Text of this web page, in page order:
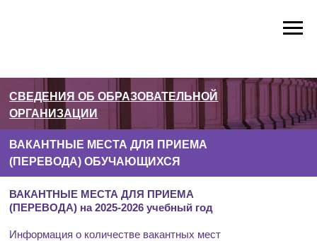
ВОСПИТАТЕЛЬНАЯ РАБОТАМЕТОДИЧЕСКАЯ РАБОТА
СВЕДЕНИЯ ОБ ОБРАЗОВАТЕЛЬНОЙ
ОРГАНИЗАЦИИ
ВАКАНТНЫЕ МЕСТА ДЛЯ ПРИЕМА
(ПЕРЕВОДА) ОБУЧАЮЩИХСЯ
ВАКАНТНЫЕ МЕСТА ДЛЯ ПРИЕМА
(ПЕРЕВОДА) на 2025-2026 учебный год
Информация о количестве вакантных мест